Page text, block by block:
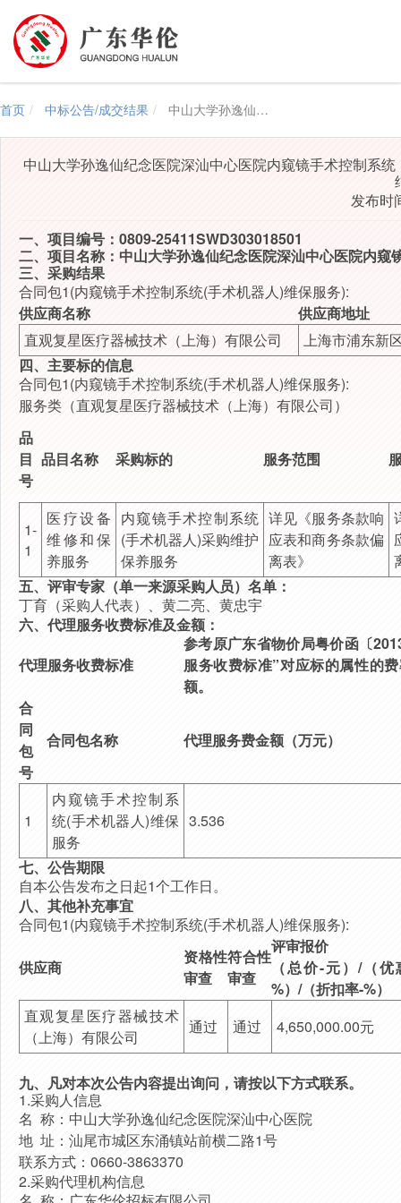
首页 中标公告/成交结果 中山大学孙逸仙纪念医院深汕中心医院内窥镜手术控制系统（手术机器人）维护保养采购项目（0809-25411SWD303018501）结果公告
中山大学孙逸仙纪念医院深汕中心医院内窥镜手术控制系
发布时
一、项目编号：0809-25411SWD303018501
二、项目名称：中山大学孙逸仙纪念医院深汕中心医院内
三、采购结果
合同包1(内窥镜手术控制系统(手术机器人)维保服务):
供应商名称
供应商地址
直观复星医疗器械技术（上海）有限公司
上海市浦东新
四、主要标的信息
合同包1(内窥镜手术控制系统(手术机器人)维保服务):
服务类（直观复星医疗器械技术（上海）有限公司）
品
目
号
品目名称 采购标的 服务范围
1-
1
医疗设备
维修和保
养服务
内窥镜手术控制系统
(手术机器人)采购维护
保养服务
详见《服务条款响
应表和商务条款偏
离表》
五、评审专家（单一来源采购人员）名单：
丁育（采购人代表） 、 黄二亮、 黄忠宇
六、代理服务收费标准及金额：
代理服务收费标准
参考原广东省物价局粤价函〔
服务收费标准”对应标的属性的
额。
合
同
包
号
合同包名称 代理服务费金额（万元）
1
内窥镜手术控制系
统(手术机器人)维保
服务
3.536
七、公告期限
自本公告发布之日起1个工作日。
八、其他补充事宜
合同包1(内窥镜手术控制系统(手术机器人)维保服务):
供应商
资格性
审查
符合性
审查
评审报价
（总价-元）/（优
%）/（折扣率-%）
直观复星医疗器械技术
（上海）有限公司
通过 通过 4,650,000.00元
九、凡对本次公告内容提出询问，请按以下方式联系。
1.采购人信息
名 称： 中山大学孙逸仙纪念医院深汕中心医院
地 址： 汕尾市城区东涌镇站前横二路1号
联系方式： 0660-3863370
2.采购代理机构信息